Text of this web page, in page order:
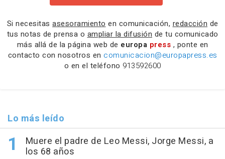
Si necesitas asesoramiento en comunicación, redacción de
tus notas de prensa o ampliar la difusión de tu comunicado
más allá de la página web de europa press , ponte en
contacto con nosotros en comunicacion@europapress.es
o en el teléfono 913592600
Lo más leído
Muere el padre de Leo Messi, Jorge Messi, a
los 68 años